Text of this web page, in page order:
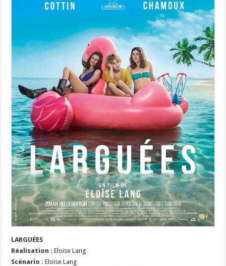
LARGUÉES
Réalisation :Eloïse Lang
Scénario : Eloïse Lang